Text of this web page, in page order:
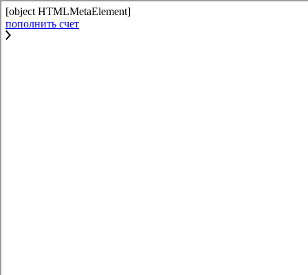
[object HTMLMetaElement]
пополнить счет